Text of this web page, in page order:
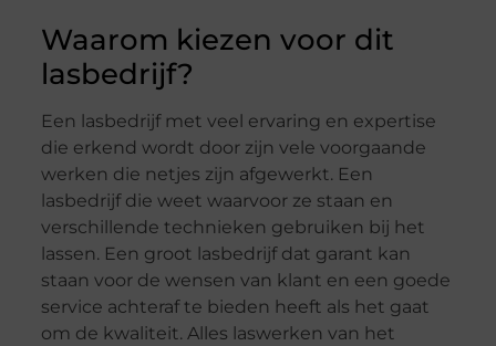
Waarom kiezen voor dit
lasbedrijf?
Een lasbedrijf met veel ervaring en expertise
die erkend wordt door zijn vele voorgaande
werken die netjes zijn afgewerkt. Een
lasbedrijf die weet waarvoor ze staan en
verschillende technieken gebruiken bij het
lassen. Een groot lasbedrijf dat garant kan
staan voor de wensen van klant en een goede
service achteraf te bieden heeft als het gaat
om de kwaliteit. Alles laswerken van het